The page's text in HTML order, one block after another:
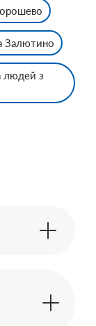
Залютино
людей з